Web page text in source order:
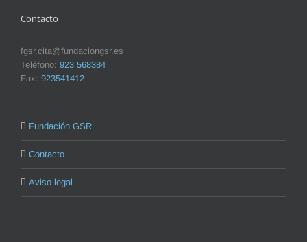
Contacto
fgsr.cita@fundaciongsr.es
Teléfono: 923 568384
Fax: 923541412
Fundación GSR
Contacto
Aviso legal